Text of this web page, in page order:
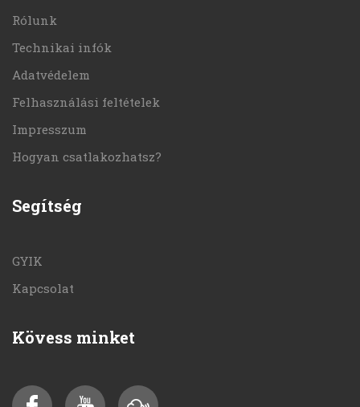
Rólunk
Technikai infók
Adatvédelem
Felhasználási feltételek
Impresszum
Hogyan csatlakozhatsz?
Segítség
GYIK
Kapcsolat
Kövess minket